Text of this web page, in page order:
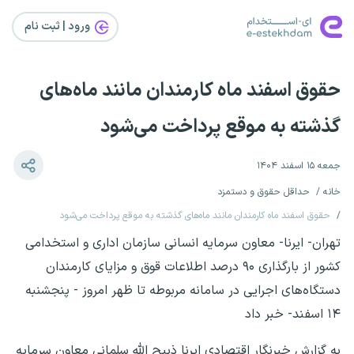
ورود | ثبت‌ نام
حقوق اسفند ماه کارمندان مانند ماه‌های
گذشته به موقع پرداخت می‌شود
جمعه ۱۵ اسفند ۱۴۰۴
خانه
حداقل حقوق و دستمزد
حقوق اسفند ماه کارمندان مانند ماه‌های گذشته به موقع پرداخت می‌شود
تهران- ایرنا- معاون سرمایه انسانی سازمان اداری و استخدامی
کشور از بارگذاری ۹۰ درصد اطلاعات قوق و مزایای کارمندان
دستگاه‌های اجرایی در سامانه مربوطه تا ظهر امروز - پنجشنبه
۱۴ اسفند- خبر داد